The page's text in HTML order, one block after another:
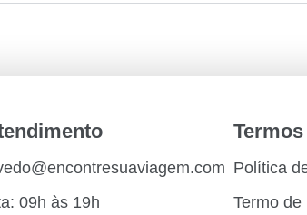
09h às 19h
Termos
Política
Termo de